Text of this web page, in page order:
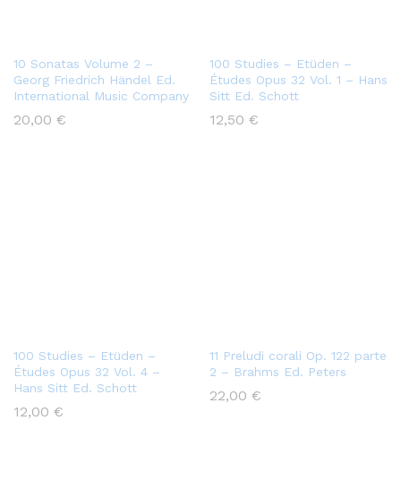
10 Sonatas Volume 2 –
Georg Friedrich Händel Ed.
International Music Company
20,00 €
100 Studies – Etüden –
Études Opus 32 Vol. 1 – Hans
Sitt Ed. Schott
12,50 €
100 Studies – Etüden –
Études Opus 32 Vol. 4 –
Hans Sitt Ed. Schott
12,00 €
11 Preludi corali Op. 122 parte
2 – Brahms Ed. Peters
22,00 €